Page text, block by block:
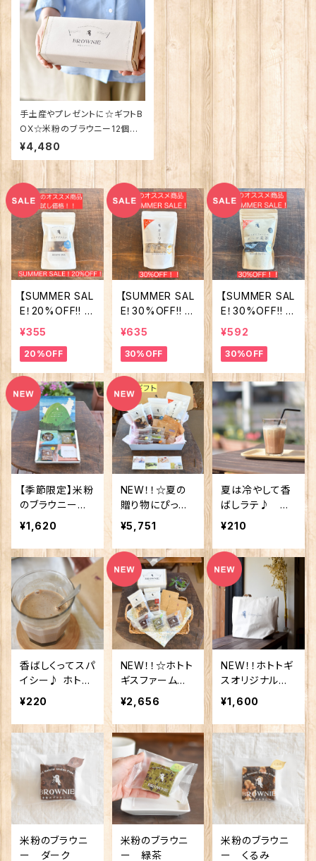
手土産やプレゼントに☆ギフトB
OX☆米粉のブラウニー12個入
り
¥4,480
【SUMMER SAL
E！20%OFF!! 】
季節限定！サク
カカオ（アーモン
¥355
20%OFF
【SUMMER SAL
E！30%OFF!! 】
ホトトギスファー
☆便利なティー
¥635
30%OFF
【SUMMER SAL
E！30%OFF!! 】
ホトトギスファー
☆丸粒タイプ
¥592
30%OFF
【季節限定】米粉
のブラウニー
夏空の4種アソ
ート
¥1,620
NEW！！☆夏の
贈り物にぴった
り！ホトトギスの
焼き菓子セット
☆
¥5,751
夏は冷やして香
ばしラテ♪ ホ
トトギスの黒豆
¥210
香ばしくってスパ
イシー♪ ホトト
ギスの黒豆チャ
¥220
NEW！！☆ホトト
ギスファーム詰
め合わせセット
¥2,656
NEW！！ホトトギ
スオリジナル保
冷バッグ♪♪
¥1,600
米粉のブラウニ
ー ダーク
米粉のブラウニ
ー 緑茶
米粉のブラウニ
ー くるみ